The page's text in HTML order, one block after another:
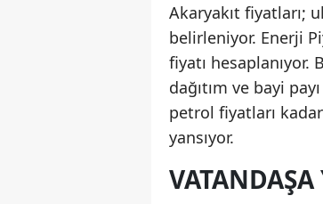
Akaryakıt fiyatları;
belirleniyor. Enerji
fiyatı hesaplanıyor.
dağıtım ve bayi
petrol fiyatları
yansıyor.